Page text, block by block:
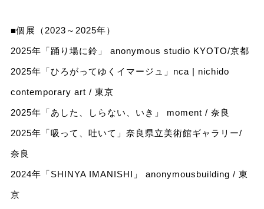
■個展（2023～2025年）
2025年「踊り場に鈴」 anonymous studio KYOTO/京都
2025年「ひろがってゆくイマージュ」nca | nichido
contemporary art / 東京
2025年「あした、しらない、いき」 moment / 奈良
2025年「吸って、吐いて」奈良県立美術館ギャラリー/
奈良
2024年「SHINYA IMANISHI」 anonymousbuilding / 東
京